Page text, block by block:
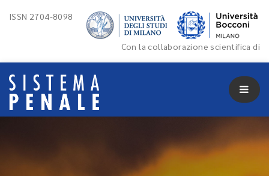
ISSN 2704-8098
Con la collaborazione scientifica di